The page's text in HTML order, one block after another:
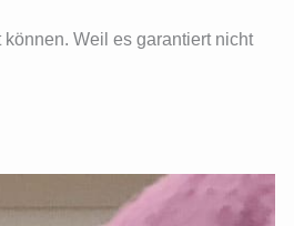
Weil es garantiert nicht